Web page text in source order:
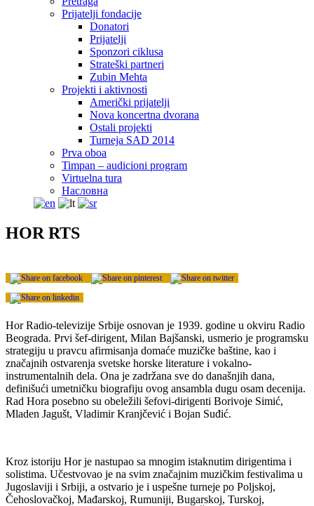
Prijatelji fondacije
Donatori
Prijatelji
Sponzori ciklusa
Strateški partneri
Zubin Mehta
Projekti i aktivnosti
Američki prijatelji
Nova koncertna dvorana
Ostali projekti
Turneja SAD 2014
Prva oboa
Timpan – audicioni program
Virtuelna tura
Насловна
HOR RTS
Hor Radio-televizije Srbije osnovan je 1939. godine u okviru Radio
Beograda. Prvi šef-dirigent, Milan Bajšanski, usmerio je programsku
strategiju u pravcu afirmisanja domaće muzičke baštine, kao i
značajnih ostvarenja svetske horske literature i vokalno-
instrumentalnih dela. Ona je zadržana sve do današnjih dana,
definišući umetničku biografiju ovog ansambla dugu osam decenija.
Rad Hora posebno su obeležili šefovi-dirigenti Borivoje Simić,
Mladen Jagušt, Vladimir Kranjčević i Bojan Suđić.
Kroz istoriju Hor je nastupao sa mnogim istaknutim dirigentima i
solistima. Učestvovao je na svim značajnim muzičkim festivalima u
Jugoslaviji i Srbiji, a ostvario je i uspešne turneje po Poljskoj,
Čehoslovačkoj, Mađarskoj, Rumuniji, Bugarskoj, Turskoj,